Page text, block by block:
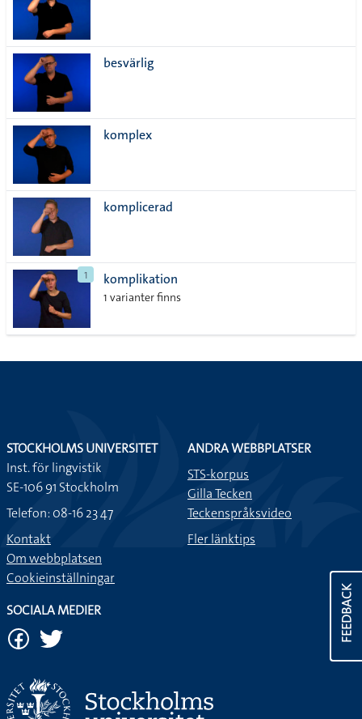
besvärlig
komplex
komplicerad
1 komplikation
1 varianter finns
FEEDBACK
STOCKHOLMS UNIVERSITET
Inst. för lingvistik
SE-106 91 Stockholm
Telefon: 08-16 23 47
Kontakt
Om webbplatsen
Cookieinställningar
ANDRA WEBBPLATSER
STS-korpus
Gilla Tecken
Teckenspråksvideo
Fler länktips
SOCIALA MEDIER